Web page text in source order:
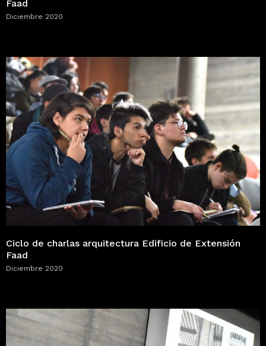
Faad
Diciembre 2020
Ciclo de charlas arquitectura Edificio de Extensión
Faad
Diciembre 2020